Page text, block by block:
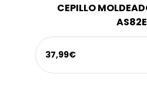
CEPILLO
AS82E
37,99€